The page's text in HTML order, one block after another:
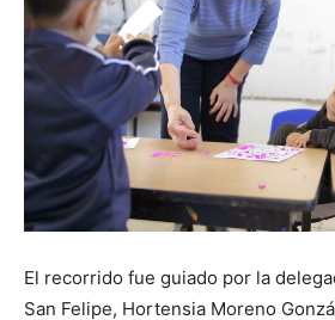
El recorrido fue guiado por la
San Felipe, Hortensia Moreno